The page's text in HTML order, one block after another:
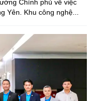
Chính phủ về việc
Yên. Khu công nghệ...